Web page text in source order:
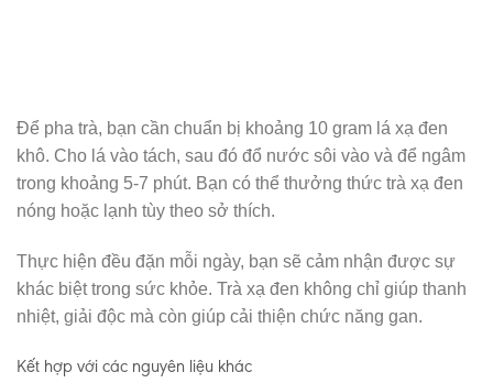
Để pha trà, bạn cần chuẩn bị khoảng 10 gram lá xạ đen
khô. Cho lá vào tách, sau đó đổ nước sôi vào và để ngâm
trong khoảng 5-7 phút. Bạn có thể thưởng thức trà xạ đen
nóng hoặc lạnh tùy theo sở thích.
Thực hiện đều đặn mỗi ngày, bạn sẽ cảm nhận được sự
khác biệt trong sức khỏe. Trà xạ đen không chỉ giúp thanh
nhiệt, giải độc mà còn giúp cải thiện chức năng gan.
Kết hợp với các nguyên liệu khác